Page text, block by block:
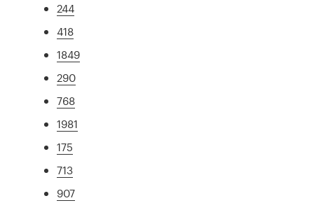
244
418
1849
290
768
1981
175
713
907